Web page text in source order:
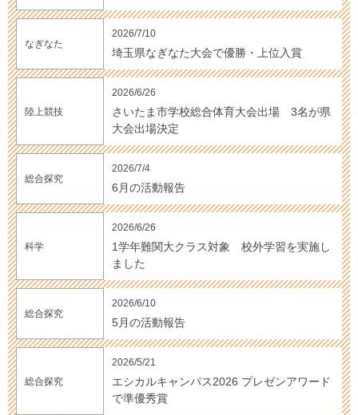
なぎなた
2026/7/10
埼玉県なぎなた大会で優勝・上位入賞
陸上競技
2026/6/26
さいたま市学校総合体育大会出場 3名が県
大会出場決定
総合探究
2026/7/4
6月の活動報告
科学
2026/6/26
1学年難関大クラス対象 校外学習を実施し
ました
総合探究
2026/6/10
5月の活動報告
総合探究
2026/5/21
エシカルキャンパス2026 プレゼンアワード
で準優秀賞